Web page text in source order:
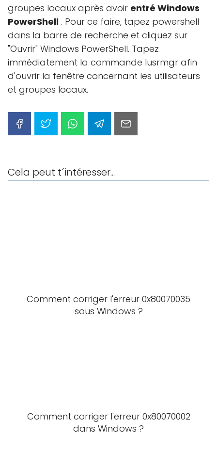
groupes locaux après avoir entré Windows
PowerShell . Pour ce faire, tapez powershell
dans la barre de recherche et cliquez sur
"Ouvrir" Windows PowerShell. Tapez
immédiatement la commande lusrmgr afin
d'ouvrir la fenêtre concernant les utilisateurs
et groupes locaux.
Cela peut t´intéresser...
Comment corriger l'erreur 0x80070035
sous Windows ?
Comment corriger l'erreur 0x80070002
dans Windows ?